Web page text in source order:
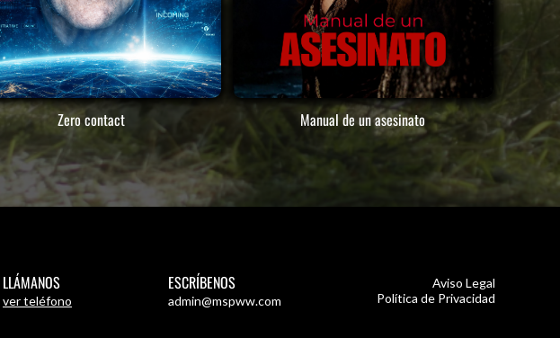
Zero contact Manual de un asesinato
LLÁMANOS
ver teléfono
ESCRÍBENOS
admin@mspww.com
Aviso Legal
Política de Privacidad